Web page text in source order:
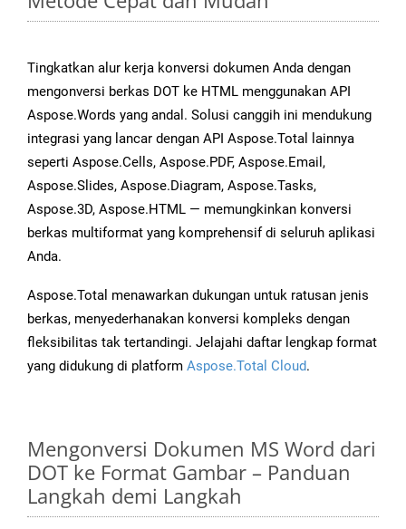
Tingkatkan alur kerja konversi dokumen Anda dengan
mengonversi berkas DOT ke HTML menggunakan API
Aspose.Words yang andal. Solusi canggih ini mendukung
integrasi yang lancar dengan API Aspose.Total lainnya
seperti Aspose.Cells, Aspose.PDF, Aspose.Email,
Aspose.Slides, Aspose.Diagram, Aspose.Tasks,
Aspose.3D, Aspose.HTML — memungkinkan konversi
berkas multiformat yang komprehensif di seluruh aplikasi
Anda.
Aspose.Total menawarkan dukungan untuk ratusan jenis
berkas, menyederhanakan konversi kompleks dengan
fleksibilitas tak tertandingi. Jelajahi daftar lengkap format
yang didukung di platform Aspose.Total Cloud.
Mengonversi Dokumen MS Word dari
DOT ke Format Gambar – Panduan
Langkah demi Langkah